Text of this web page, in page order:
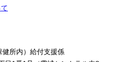
所内）給付支援係